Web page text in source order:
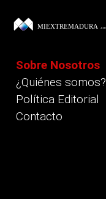
Sobre Nosotros
¿Quiénes somos?
Política Editorial
Contacto